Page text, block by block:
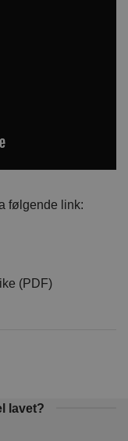
følgende link:
(PDF)
lavet?